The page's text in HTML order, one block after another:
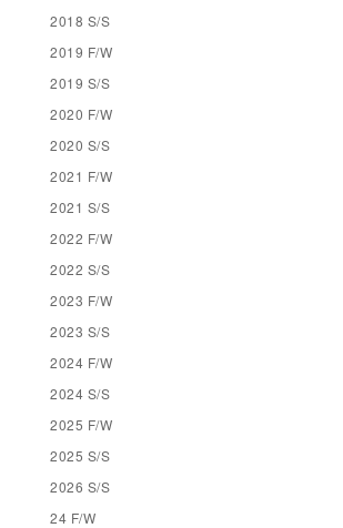
2018 S/S
2019 F/W
2019 S/S
2020 F/W
2020 S/S
2021 F/W
2021 S/S
2022 F/W
2022 S/S
2023 F/W
2023 S/S
2024 F/W
2024 S/S
2025 F/W
2025 S/S
2026 S/S
24 F/W